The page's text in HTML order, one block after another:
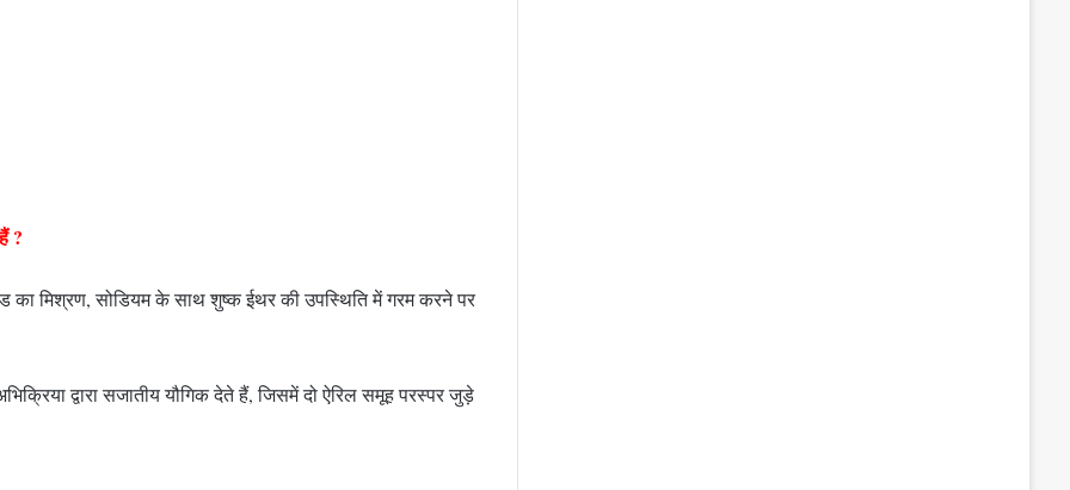
?
का मिश्रण, सोडियम के साथ शुष्क ईथर की उपस्थिति में गरम करने पर
द्वारा सजातीय यौगिक देते हैं, जिसमें दो ऐरिल समूह परस्पर जुड़े